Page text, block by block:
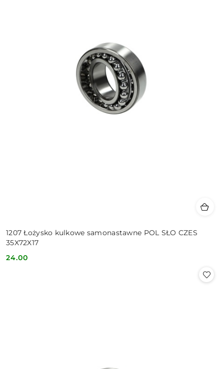
1207 Łożysko kulkowe samonastawne POL SŁO CZES
35X72X17
Cena:
24.00